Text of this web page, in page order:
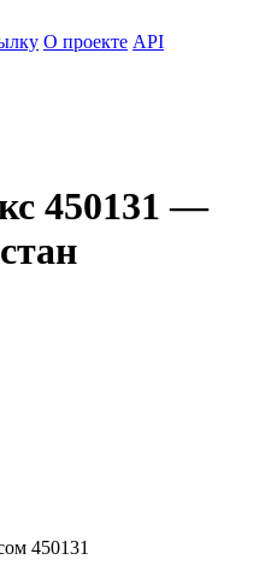
О проекте API
450131 —
450131